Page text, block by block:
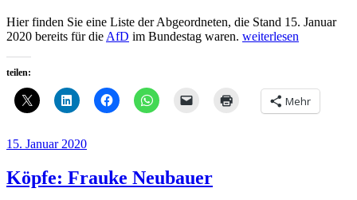
Hier finden Sie eine Liste der Abgeordneten, die Stand 15. Januar
2020 bereits für die AfD im Bundestag waren. „Liste:
weiterlesen
teilen:
Mehr
Veröffentlicht
15. Januar 2020
Köpfe: Frauke Neubauer